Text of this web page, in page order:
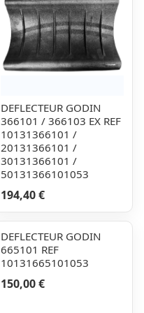
DEFLECTEUR GODIN
366101 / 366103 EX REF
10131366101 /
20131366101 /
30131366101 /
50131366101053
194,40 €
DEFLECTEUR GODIN
665101 REF
10131665101053
150,00 €